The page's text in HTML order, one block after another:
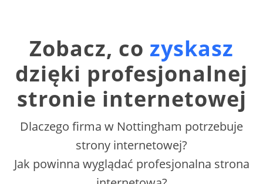
Zobacz, co zyskasz
dzięki profesjonalnej
stronie internetowej
Dlaczego firma w Nottingham potrzebuje
strony internetowej?
Jak powinna wyglądać profesjonalna strona